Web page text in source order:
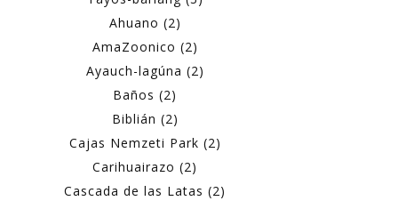
Ahuano (2)
AmaZoonico (2)
Ayauch-lagúna (2)
Baños (2)
Biblián (2)
Cajas Nemzeti Park (2)
Carihuairazo (2)
Cascada de las Latas (2)